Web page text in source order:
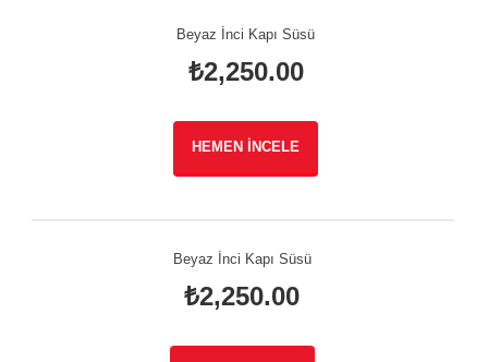
Beyaz İnci Kapı Süsü
₺2,250.00
HEMEN İNCELE
Beyaz İnci Kapı Süsü
₺2,250.00